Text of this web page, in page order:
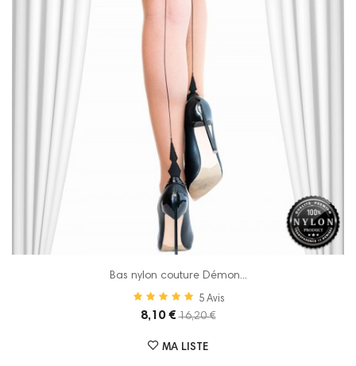
Bas nylon couture Démon...
5Avis
8,10 € 16,20 €
MA LISTE